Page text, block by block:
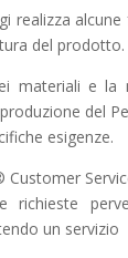
realizza
del prodotto.
materiali e
del
esigenze.
Customer
richieste
un servizio